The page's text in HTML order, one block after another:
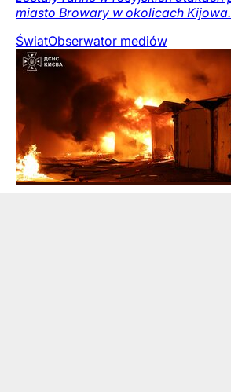
miasto Browary w okolicach Kijowa.
ŚwiatObserwator mediów